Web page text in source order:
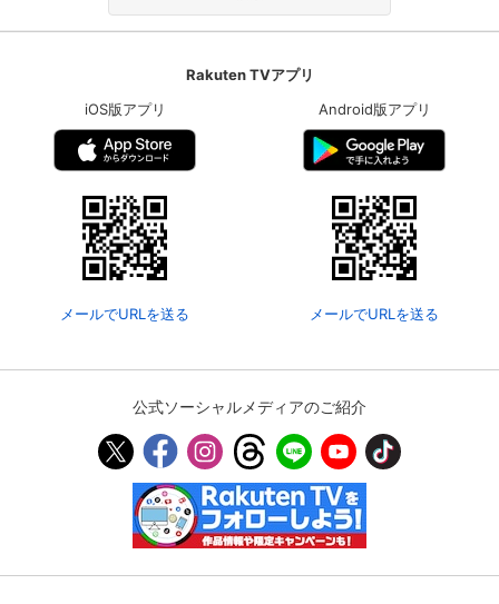
Rakuten TVアプリ
iOS版アプリ
メールでURLを送る
Android版アプリ
メールでURLを送る
公式ソーシャルメディアのご紹介